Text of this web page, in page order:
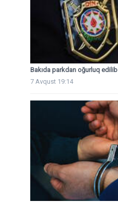
Bakıda parkdan oğurluq edilib
7 Avqust 19:14